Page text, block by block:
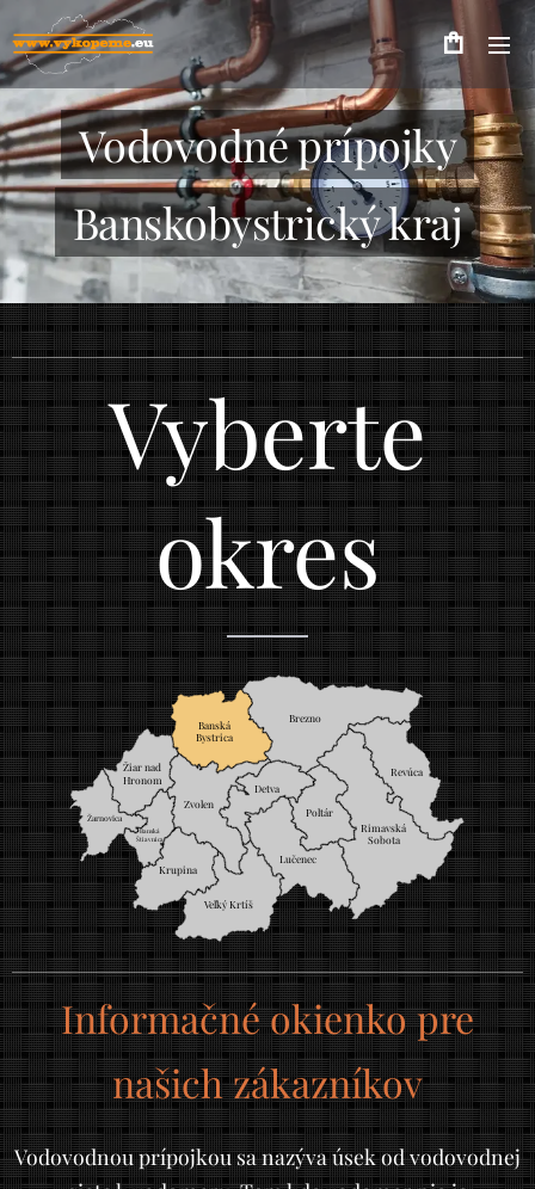
Vodovodné prípojky
Banskobystrický kraj
Vyberte
okres
Revúca
Brezno
Rimavská
Sobota
Poltár
Detva
Lučenec
Banská
Bystrica
Zvolen
Žiar nad
Hronom
Žarnovica
Banská
Štiavnica
Krupina
Veľký Krtíš
Informačné okienko pre
našich zákazníkov
Vodovodnou prípojkou sa nazýva úsek od vodovodnej